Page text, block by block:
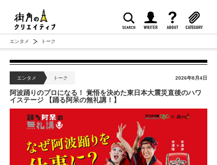
エンタメ トーク
エンタメ トーク 2026年8月4日
阿波踊りのプロになる！ 覚悟を決めた東日本大震災直後のハワ
イステージ 【踊る阿呆の無礼講！】